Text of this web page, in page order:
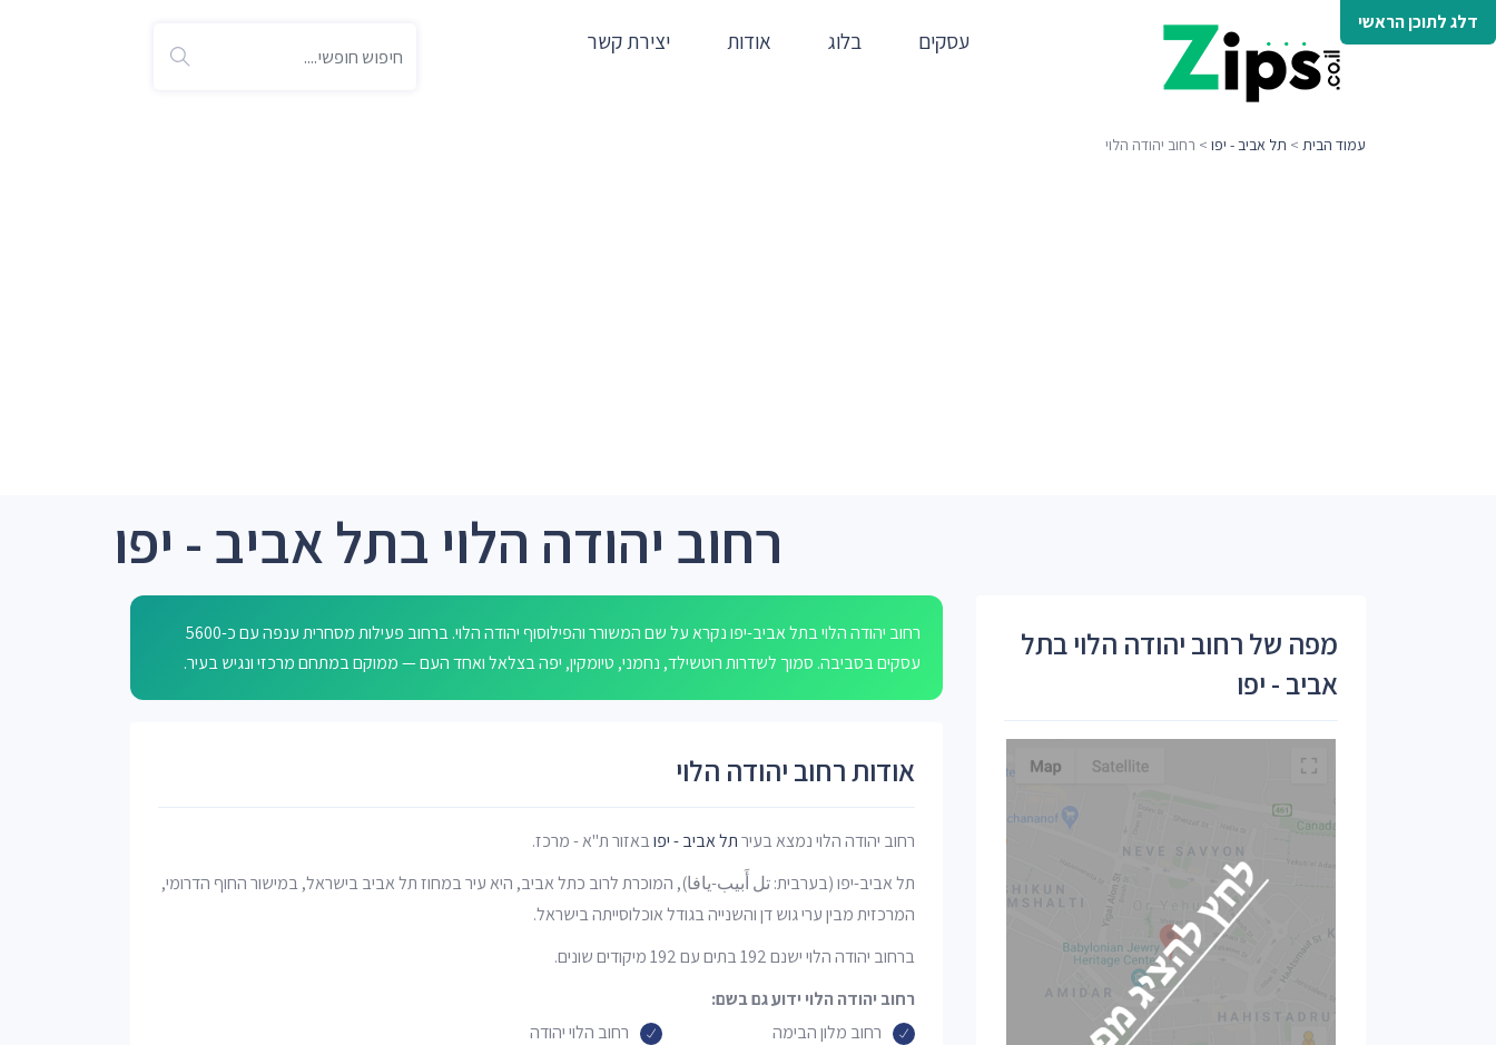
דלג לתוכן הראשי
עסקים בלוג אודות יצירת קשר
עמוד הבית > תל אביב - יפו > רחוב יהודה הלוי
רחוב יהודה הלוי בתל אביב - יפו
רחוב יהודה הלוי בתל אביב-יפו נקרא על שם המשורר והפילוסוף יהודה הלוי. ברחוב פעילות מסחרית ענפה עם כ-5600
עסקים בסביבה. סמוך לשדרות רוטשילד, נחמני, טיומקין, יפה בצלאל ואחד העם — ממוקם במתחם מרכזי ונגיש בעיר.
אודות רחוב יהודה הלוי
רחוב יהודה הלוי נמצא בעירתל אביב - יפובאזור ת"א - מרכז.
תל אביב-יפו (בערבית: تل أَبيب-يافا), המוכרת לרוב כתל אביב, היא עיר במחוז תל אביב בישראל, במישור החוף הדרומי,
המרכזית מבין ערי גוש דן והשנייה בגודל אוכלוסייתה בישראל.
ברחוב יהודה הלוי ישנם 192 בתים עם 192 מיקודים שונים.
רחוב יהודה הלוי ידוע גם בשם:
רחוב מלון הבימה
רחוב הלוי יהודה
מפה של רחוב יהודה הלוי בתל
אביב - יפו